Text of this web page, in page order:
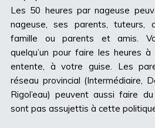
Les 50 heures par nageuse
nageuse, ses parents, tuteurs,
famille ou parents et amis.
quelqu’un pour faire les heures
entente, à votre guise. Les
réseau provincial (Intermédiaire,
Rigol’eau) peuvent aussi faire
sont pas assujettis à cette